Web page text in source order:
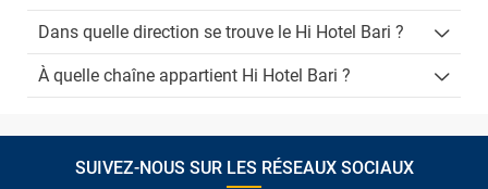
Dans quelle direction se trouve le Hi Hotel Bari ?
À quelle chaîne appartient Hi Hotel Bari ?
SUIVEZ-NOUS SUR LES RÉSEAUX SOCIAUX